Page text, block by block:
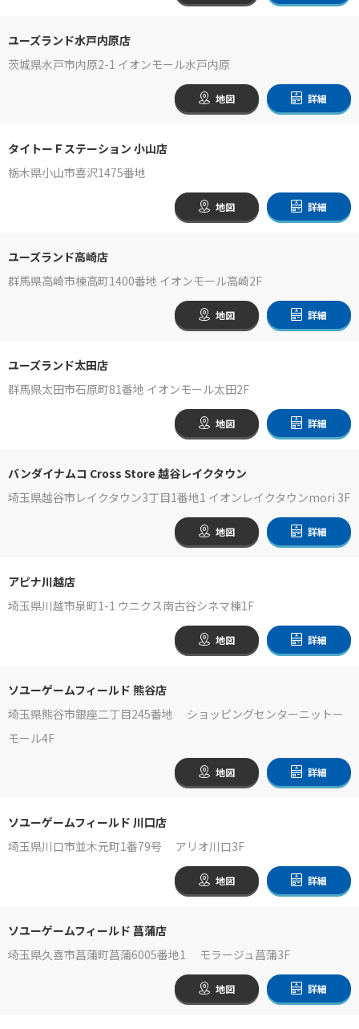
ユーズランド水戸内原店
茨城県水戸市内原2-1 イオンモール水戸内原
地図 詳細
タイトーＦステーション 小山店
栃木県小山市喜沢1475番地
地図 詳細
ユーズランド高崎店
群馬県高崎市棟高町1400番地 イオンモール高崎2F
地図 詳細
ユーズランド太田店
群馬県太田市石原町81番地 イオンモール太田2F
地図 詳細
バンダイナムコ Cross Store 越谷レイクタウン
埼玉県越谷市レイクタウン3丁目1番地1 イオンレイクタウンmori 3F
地図 詳細
アピナ川越店
埼玉県川越市泉町1-1 ウニクス南古谷シネマ棟1F
地図 詳細
ソユーゲームフィールド 熊谷店
埼玉県熊谷市銀座二丁目245番地 ショッピングセンターニットー
モール4F
地図 詳細
ソユーゲームフィールド 川口店
埼玉県川口市並木元町1番79号 アリオ川口3F
地図 詳細
ソユーゲームフィールド 菖蒲店
埼玉県久喜市菖蒲町菖蒲6005番地1 モラージュ菖蒲3F
地図 詳細